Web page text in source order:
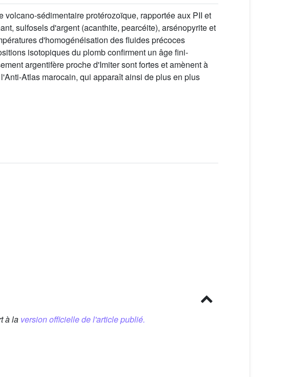
sédimentaire protérozoïque, rapportée aux PII et
sulfosels d'argent (acanthite, pearcéite), arsénopyrite et
d'homogénéisation des fluides précoces
isotopiques du plomb confirment un âge fini-
argentifère proche d'Imiter sont fortes et amènent à
Atlas marocain, qui apparaît ainsi de plus en plus
à la version officielle de l'article publié.